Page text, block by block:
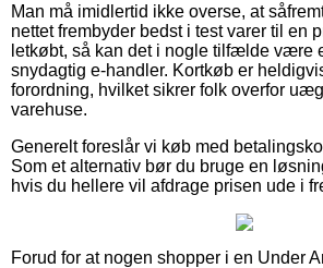
Man må imidlertid ikke overse, at
nettet frembyder bedst i test varer til en
letkøbt, så kan det i nogle tilfælde være
snydagtig e-handler. Kortkøb er
forordning, hvilket sikrer folk overfor
varehuse.
Generelt foreslår vi køb med
Som et alternativ bør du bruge en
hvis du hellere vil afdrage prisen ude i
Forud for at nogen shopper i en Under